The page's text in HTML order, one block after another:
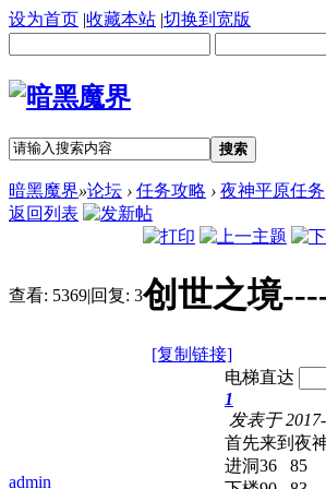
设为首页 |收藏本站 |切换到宽版
搜索
暗黑魔界»论坛 › 任务攻略 › 夜神平原任务
返回列表
查看: 5369|回复: 3创世之境
[复制链接]
admin
电梯直达
1
发表于
首先来到夜
进洞36 85